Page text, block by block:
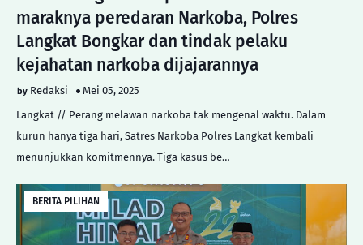
maraknya peredaran Narkoba, Polres
Langkat Bongkar dan tindak pelaku
kejahatan narkoba dijajarannya
Redaksi
Mei 05, 2025
Langkat // Perang melawan narkoba tak mengenal waktu. Dalam
kurun hanya tiga hari, Satres Narkoba Polres Langkat kembali
menunjukkan komitmennya. Tiga kasus be…
BERITA PILIHAN